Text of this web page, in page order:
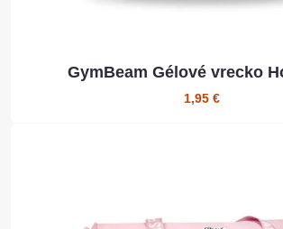
GymBeam Gélové vrecko
1,95 €